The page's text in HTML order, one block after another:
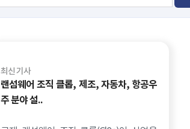
최신 기사
랜섬웨어 조직 클롭, 제조, 자동차, 항공우
주 분야 설..